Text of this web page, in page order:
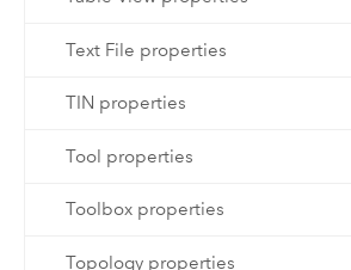
Text File properties
TIN properties
Tool properties
Toolbox properties
Topology properties